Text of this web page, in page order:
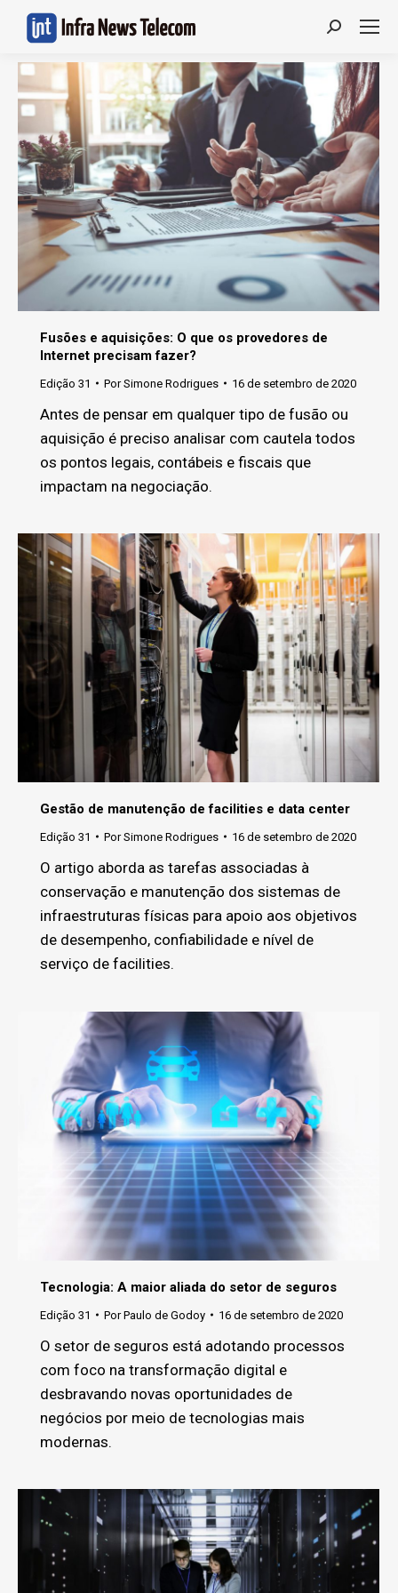
Search:
Fusões e aquisições: O que os provedores de
Internet precisam fazer?
Edição 31 PorSimone Rodrigues 16 de setembro de 2020
Antes de pensar em qualquer tipo de fusão ou
aquisição é preciso analisar com cautela todos
os pontos legais, contábeis e fiscais que
impactam na negociação.
Gestão de manutenção de facilities e data center
Edição 31 PorSimone Rodrigues 16 de setembro de 2020
O artigo aborda as tarefas associadas à
conservação e manutenção dos sistemas de
infraestruturas físicas para apoio aos objetivos
de desempenho, confiabilidade e nível de
serviço de facilities.
Tecnologia: A maior aliada do setor de seguros
Edição 31 PorPaulo de Godoy 16 de setembro de 2020
O setor de seguros está adotando processos
com foco na transformação digital e
desbravando novas oportunidades de
negócios por meio de tecnologias mais
modernas.